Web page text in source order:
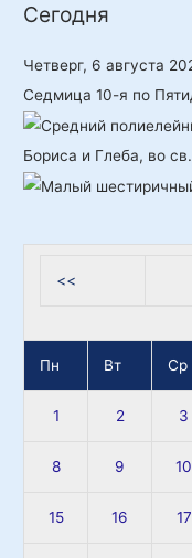
с
Сегодня
Четверг, 6 августа
Седмица 10-я по
Бориса и Глеба, во
<<
Пн Вт Ср
1 2 3
8 9 10
15 16 17